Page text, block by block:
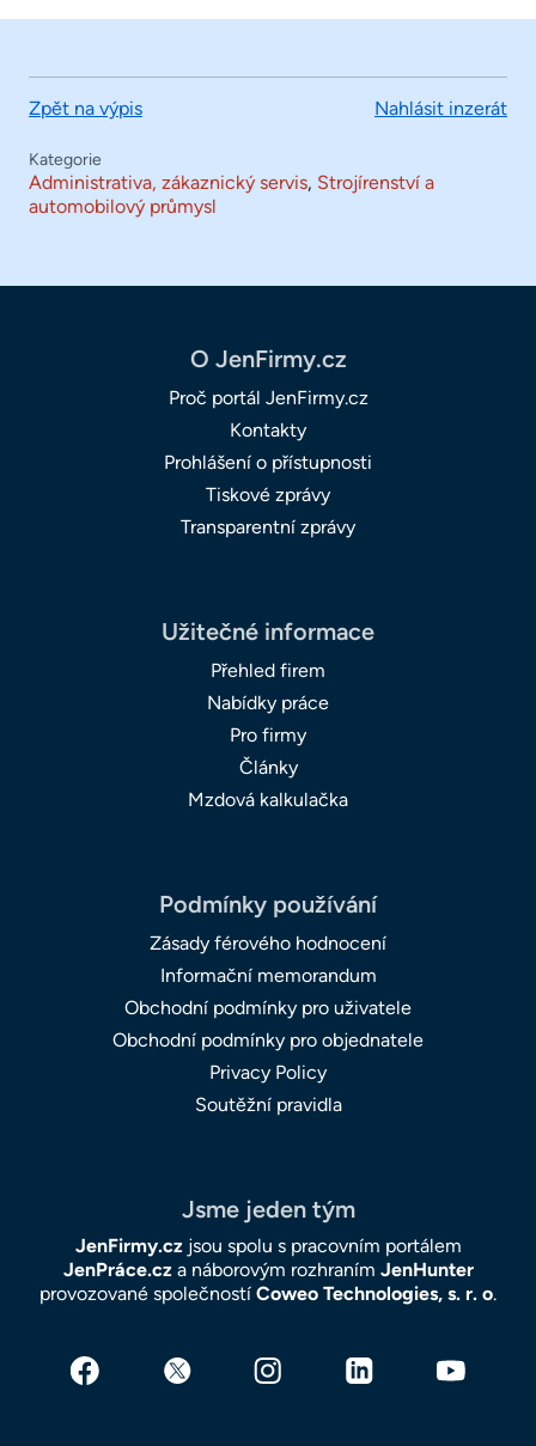
Zpět na výpis Nahlásit inzerát
Kategorie
Administrativa, zákaznický servis, Strojírenství a
automobilový průmysl
O JenFirmy.cz
Proč portál JenFirmy.cz
Kontakty
Prohlášení o přístupnosti
Tiskové zprávy
Transparentní zprávy
Užitečné informace
Přehled firem
Nabídky práce
Pro firmy
Články
Mzdová kalkulačka
Podmínky používání
Zásady férového hodnocení
Informační memorandum
Obchodní podmínky pro uživatele
Obchodní podmínky pro objednatele
Privacy Policy
Soutěžní pravidla
Jsme jeden tým
JenFirmy.czjsou spolu s pracovním portálem
JenPráce.cza náborovým rozhraním JenHunter
provozované společností Coweo Technologies, s. r. o.